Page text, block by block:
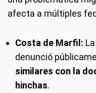
afecta a múltiples
Costa de Marfil:
denunció
similares con la
hinchas.